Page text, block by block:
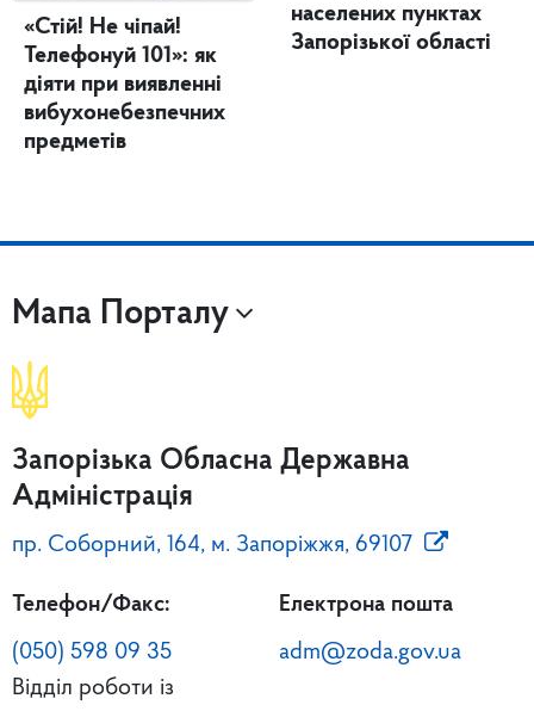
«Стій! Не чіпай!
Телефонуй 101»: як
діяти при виявленні
вибухонебезпечних
предметів
населених пунктах
Запорізької області
Мапа Порталу
Запорізька Обласна Державна
Адміністрація
пр. Соборний, 164, м. Запоріжжя, 69107
Телефон/Факс:
(050) 598 09 35
Відділ роботи із
Електрона пошта
adm@zoda.gov.ua